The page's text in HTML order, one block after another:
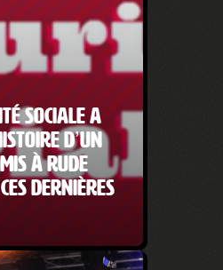
sociale a
d’un
à rude
dernières